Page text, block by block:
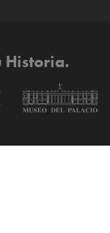
Historia.